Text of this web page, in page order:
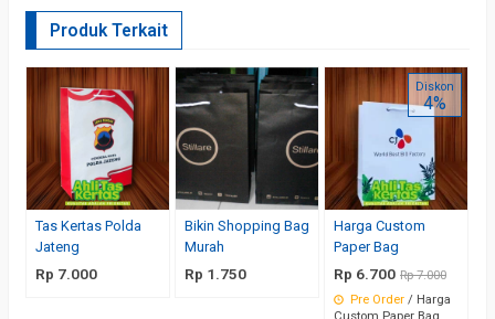
Produk Terkait
Tas Kertas Polda
Jateng
Rp 7.000
Bikin Shopping Bag
Murah
Rp 1.750
Diskon
4%
Harga Custom
Paper Bag
Rp 6.700 Rp 7.000
Pre Order / Harga